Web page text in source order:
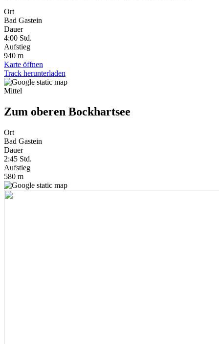
Ort
Bad Gastein
Dauer
4:00 Std.
Aufstieg
940 m
Karte öffnen
Track herunterladen
Mittel
Zum oberen Bockhartsee
Ort
Bad Gastein
Dauer
2:45 Std.
Aufstieg
580 m